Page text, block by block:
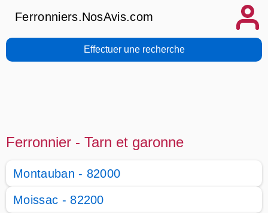
Ferronniers.NosAvis.com
Effectuer une recherche
Ferronnier - Tarn et garonne
Montauban - 82000
Moissac - 82200